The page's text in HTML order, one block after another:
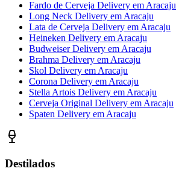
Fardo de Cerveja Delivery em Aracaju
Long Neck Delivery em Aracaju
Lata de Cerveja Delivery em Aracaju
Heineken Delivery em Aracaju
Budweiser Delivery em Aracaju
Brahma Delivery em Aracaju
Skol Delivery em Aracaju
Corona Delivery em Aracaju
Stella Artois Delivery em Aracaju
Cerveja Original Delivery em Aracaju
Spaten Delivery em Aracaju
Destilados